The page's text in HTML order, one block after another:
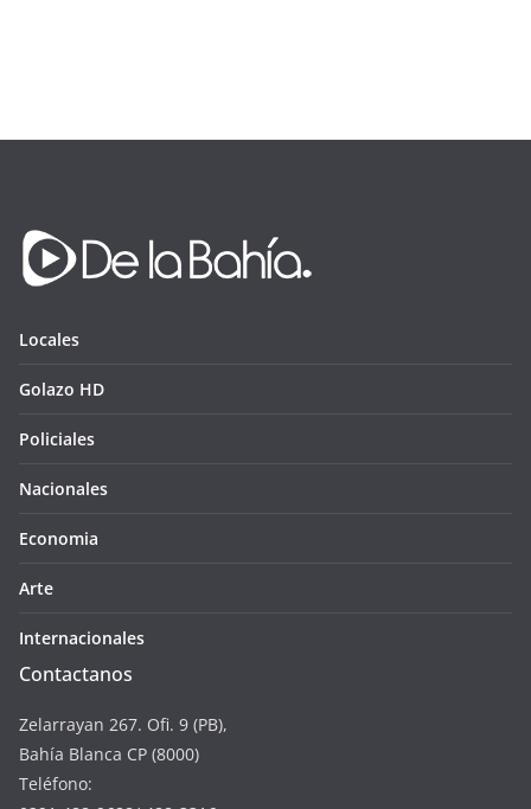
Locales
Golazo HD
Policiales
Nacionales
Economia
Arte
Internacionales
Contactanos
Zelarrayan 267. Ofi. 9 (PB),
Bahía Blanca CP (8000)
Teléfono: